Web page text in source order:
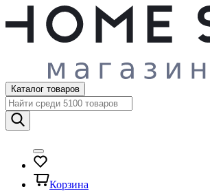
Каталог товаров
Корзина